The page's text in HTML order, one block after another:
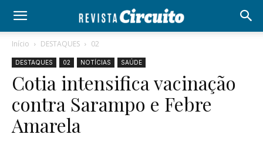
Início DESTAQUES 02
DESTAQUES 02 NOTÍCIAS SAÚDE
Cotia intensifica vacinação
contra Sarampo e Febre
Amarela